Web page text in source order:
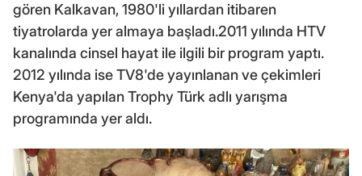
gören Kalkavan, 1980'li yıllardan itibaren
tiyatrolarda yer almaya başladı.2011 yılında HTV
kanalında cinsel hayat ile ilgili bir program yaptı.
2012 yılında ise TV8'de yayınlanan ve çekimleri
Kenya'da yapılan Trophy Türk adlı yarışma
programında yer aldı.